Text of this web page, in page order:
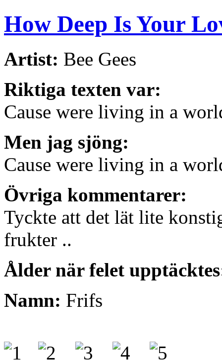
How Deep Is Your
Artist: Bee Gees
Riktiga texten var:
Cause were living in a
Men jag sjöng:
Cause were living in a
Övriga kommentarer:
Tyckte att det lät lite
frukter ..
Ålder när felet
Namn: Frifs